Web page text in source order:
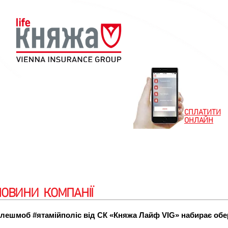
КОМПАНІЇ
#ятамійполіс від СК «Княжа Лайф VIG» набирає
СПЛАТИТИ
ОНЛАЙН